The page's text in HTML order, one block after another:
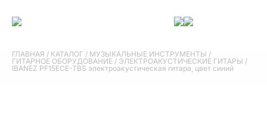
ГЛАВНАЯ / КАТАЛОГ / МУЗЫКАЛЬНЫЕ ИНСТРУМЕНТЫ /
ГИТАРНОЕ ОБОРУДОВАНИЕ / ЭЛЕКТРОАКУСТИЧЕСКИЕ ГИТАРЫ /
IBANEZ PF15ECE-TBS электроакустическая гитара, цвет синий